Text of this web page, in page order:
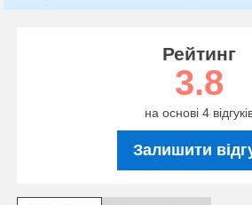
Рейтинг
3.8
на основі 4
Залишити